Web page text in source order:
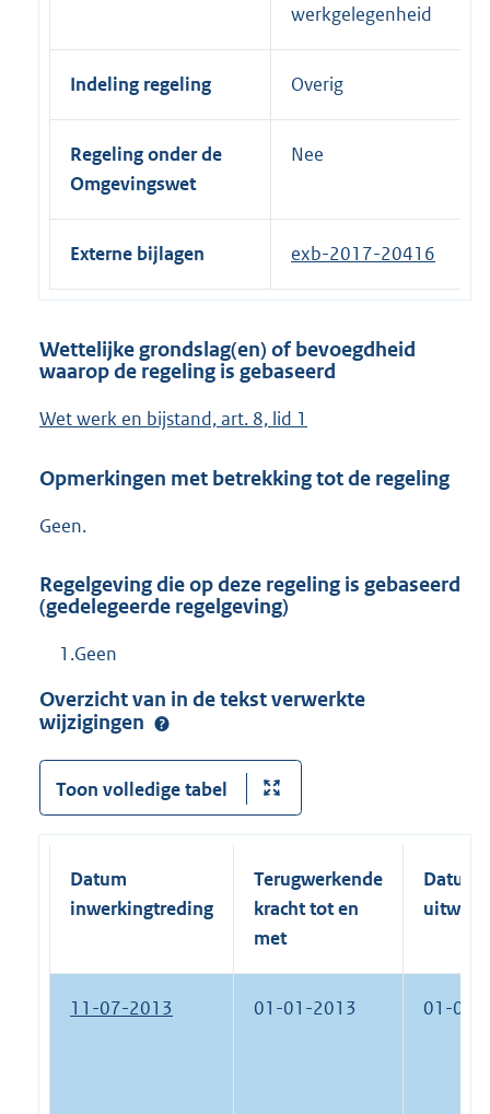
werkgelegenheid
Indeling regeling Overig
Regeling onder de
Omgevingswet
Nee
Externe bijlagen exb-2017-20416
Wettelijke grondslag(en) of bevoegdheid
waarop de regeling is gebaseerd
Wet werk en bijstand, art. 8, lid 1
Opmerkingen met betrekking tot de regeling
Geen.
Regelgeving die op deze regeling is gebaseerd
(gedelegeerde regelgeving)
1.Geen
Overzicht van in de tekst verwerkte
wijzigingen
Toon volledige tabel
Datum
inwerkingtreding
Terugwerkende
kracht tot en
met
Datum
11-07-2013 01-01-2013 01-01-